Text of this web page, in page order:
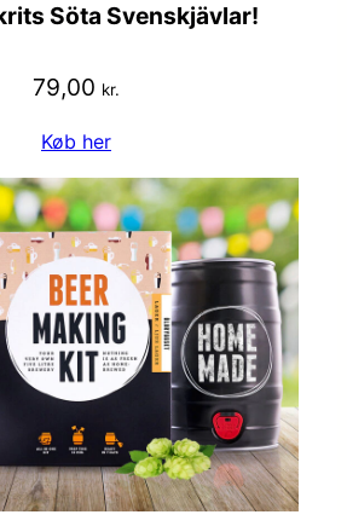
Söta Svenskjävlar!
79,00 kr.
Køb her